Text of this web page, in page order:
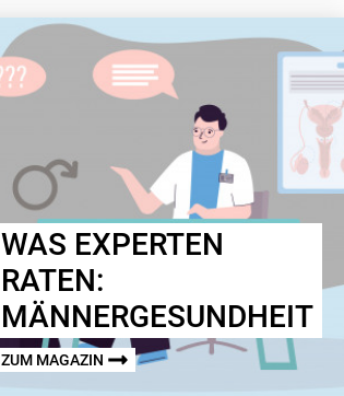
WAS EXPERTEN
RATEN:
MÄNNERGESUNDHEIT
ZUM MAGAZIN